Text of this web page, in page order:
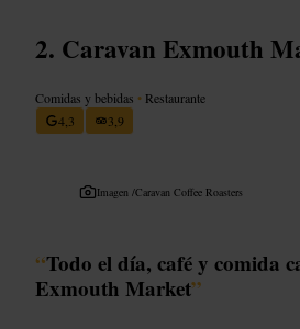
Caravan Exmouth
Comidas y bebidas • Restaurante
4,3
3,9
Imagen /Caravan Coffee Roasters
“Todo el día, café y comida
Exmouth Market”